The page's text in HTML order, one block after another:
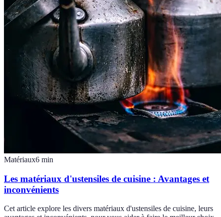
Matériaux6 min
Les matériaux d'ustensiles de cuisine : Avantages et
inconvénients
Cet article explore les divers matériaux d'ustensiles de cuisine, leurs